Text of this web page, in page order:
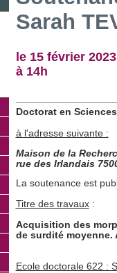
Sarah
le 15 février 2023
à 14h
Doctorat en
à l'adresse suivante :
Maison de la
rue des Irlandais
La soutenance est
Titre des travaux:
Acquisition des
de surdité
Ecole doctorale 622 :